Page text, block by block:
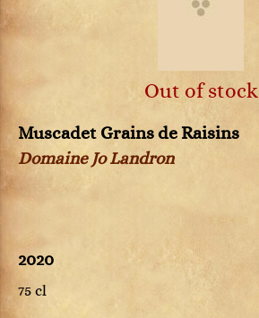
Out of stock
Muscadet Grains de Raisins
Domaine Jo Landron
2020
75 cl